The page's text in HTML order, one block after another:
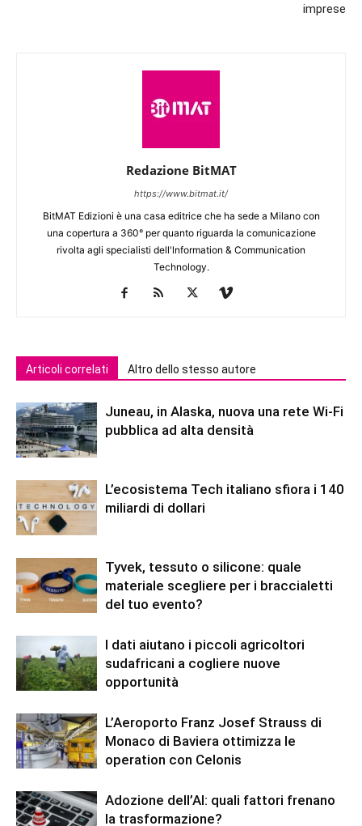
imprese
Redazione BitMAT
https://www.bitmat.it/
BitMAT Edizioni è una casa editrice che ha sede a Milano con
una copertura a 360° per quanto riguarda la comunicazione
rivolta agli specialisti dell'lnformation & Communication
Technology.
Articoli correlati Altro dello stesso autore
Juneau, in Alaska, nuova una rete Wi-Fi
pubblica ad alta densità
L’ecosistema Tech italiano sfiora i 140
miliardi di dollari
Tyvek, tessuto o silicone: quale
materiale scegliere per i braccialetti
del tuo evento?
I dati aiutano i piccoli agricoltori
sudafricani a cogliere nuove
opportunità
L’Aeroporto Franz Josef Strauss di
Monaco di Baviera ottimizza le
operation con Celonis
Adozione dell’AI: quali fattori frenano
la trasformazione?